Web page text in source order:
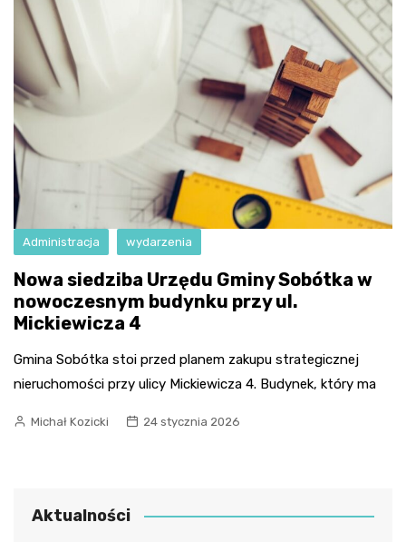
Administracja wydarzenia
Nowa siedziba Urzędu Gminy Sobótka w
nowoczesnym budynku przy ul.
Mickiewicza 4
Gmina Sobótka stoi przed planem zakupu strategicznej
nieruchomości przy ulicy Mickiewicza 4. Budynek, który ma
Michał Kozicki 24 stycznia 2026
Aktualności